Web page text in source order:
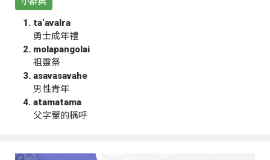
ta‘avalra
勇士成年禮
molapangolai
祖靈祭
asavasavahe
男性青年
atamatama
父字輩的稱呼